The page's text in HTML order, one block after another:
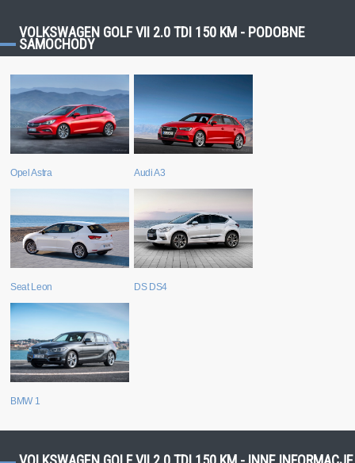
VOLKSWAGEN GOLF VII 2.0 TDI 150 KM - PODOBNE
SAMOCHODY
Opel Astra Audi A3
Seat Leon DS DS4
BMW 1